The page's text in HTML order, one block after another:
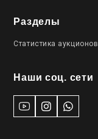
Разделы
Статистика аукционов
Наши соц. сети